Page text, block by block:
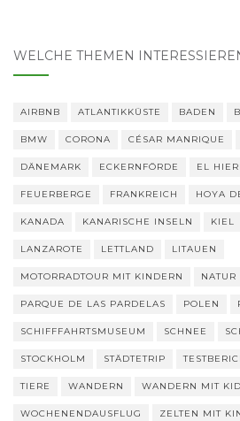
WELCHE THEMEN
AIRBNB ATLANTIKKÜSTE BADEN
BMW CORONA CÉSAR MANRIQUE
DÄNEMARK ECKERNFÖRDE EL
FEUERBERGE FRANKREICH HOYA
KANADA KANARISCHE INSELN KIEL
LANZAROTE LETTLAND LITAUEN
MOTORRADTOUR MIT KINDERN NATUR
PARQUE DE LAS PARDELAS POLEN
SCHIFFFAHRTSMUSEUM SCHNEE
STOCKHOLM STÄDTETRIP
TIERE WANDERN WANDERN MIT
WOCHENENDAUSFLUG ZELTEN MIT